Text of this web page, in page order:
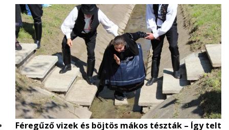
Féregűző vizek és böjtös mákos tészták – Így telt